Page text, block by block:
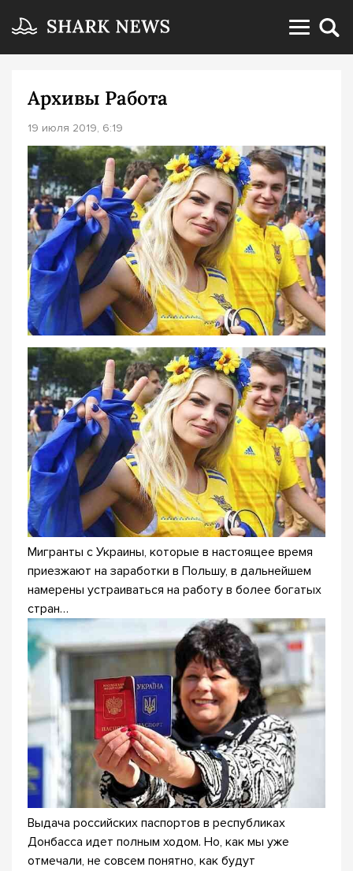
Архивы Работа
19 июля 2019, 6:19
Мигранты с Украины, которые в настоящее время
приезжают на заработки в Польшу, в дальнейшем
намерены устраиваться на работу в более богатых
стран…
Выдача российских паспортов в республиках
Донбасса идет полным ходом. Но, как мы уже
отмечали, не совсем понятно, как будут